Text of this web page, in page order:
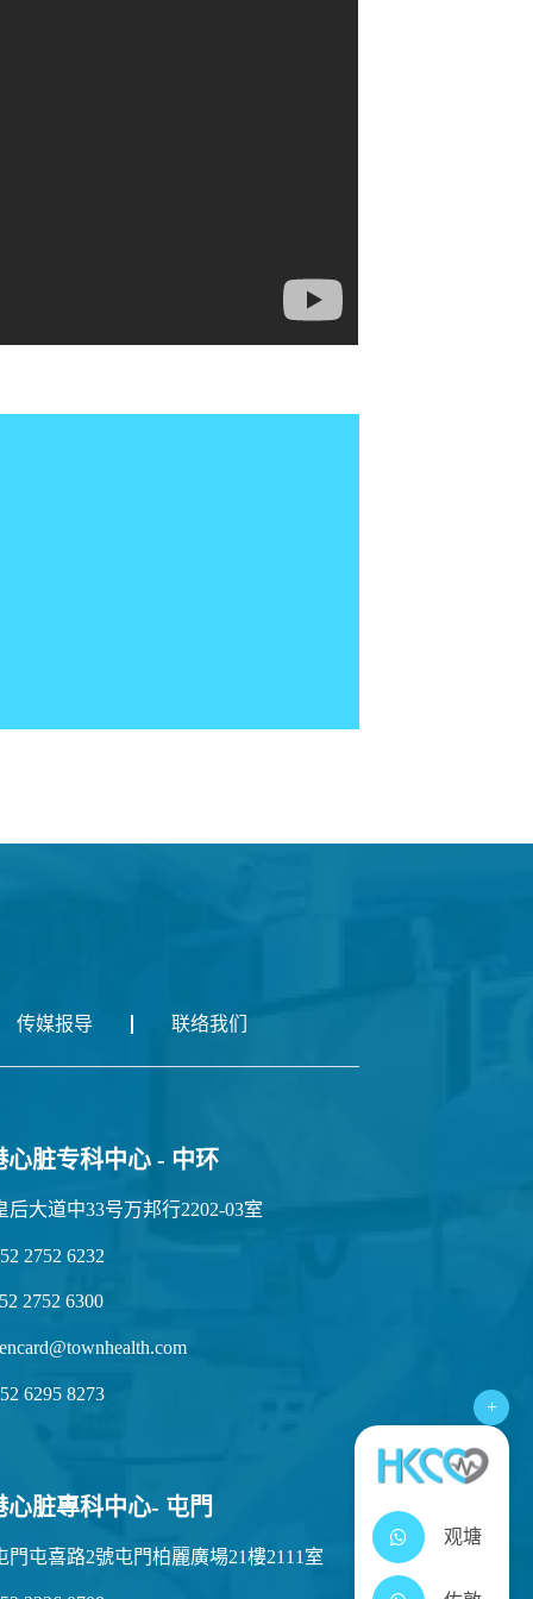
+
观塘
传媒报导 联络我们
心脏专科中心 - 中环
后大道中33号万邦行2202-03室
2752 6232
2752 6300
6295 8273
心脏專科中心- 屯門
門屯喜路2號屯門柏麗廣場21樓2111室